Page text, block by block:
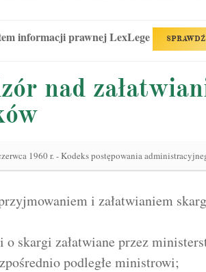
informacji prawnej LexLege SPRAWDŹ
nad
1960 r. - Kodeks postępowania
i załatwianiem
skargi załatwiane przez
podległe ministrowi;